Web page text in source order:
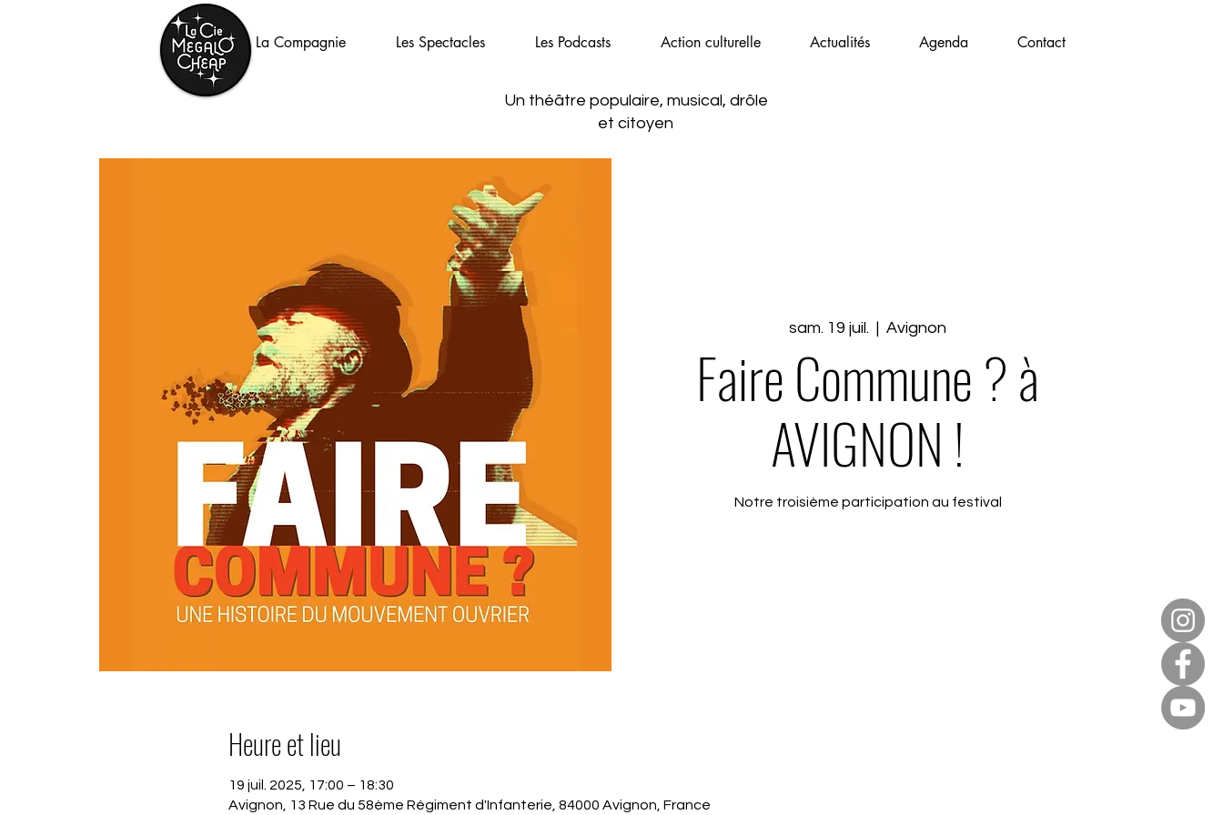
La Compagnie Les Spectacles Les Podcasts Action culturelle Actualités Agenda Contact
Un théâtre populaire, musical, drôle
et citoyen
sam. 19 juil.
  |
Avignon
Faire Commune ? à
AVIGNON !
Notre troisième participation au festival
Heure et lieu
19 juil. 2025, 17:00 – 18:30
Avignon, 13 Rue du 58ème Régiment d'Infanterie, 84000 Avignon, France